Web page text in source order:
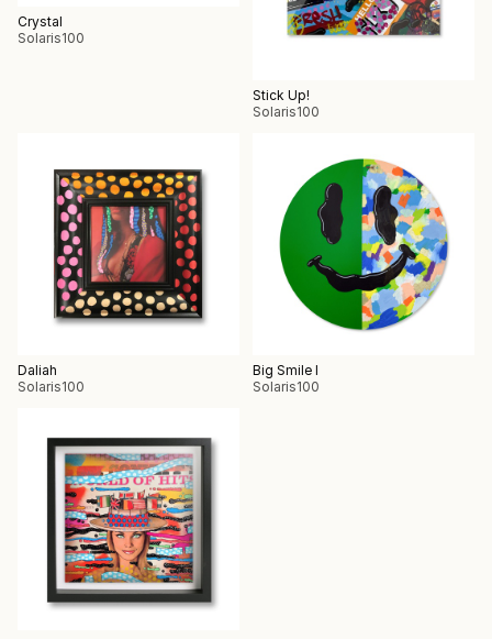
Crystal
Solaris100
Stick Up!
Solaris100
Daliah
Solaris100
Big Smile I
Solaris100